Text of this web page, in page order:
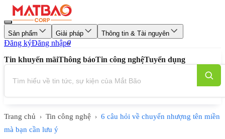
Sản phẩm Giải pháp Thông tin & Tài nguyên
Đăng kýĐăng nhập0
Tin khuyến mãiThông báoTin công nghệTuyển dụng
Trang chủ › Tin công nghệ › 6 câu hỏi về chuyển nhượng tên miền
mà bạn cần lưu ý